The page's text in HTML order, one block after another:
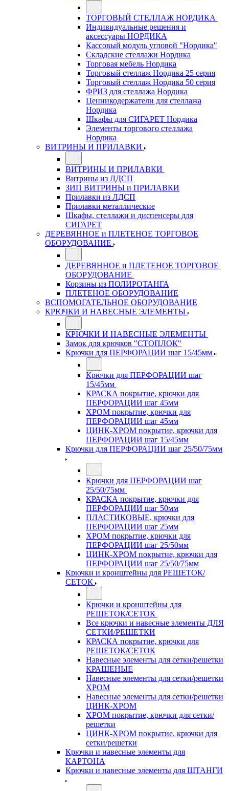
ТОРГОВЫЙ СТЕЛЛАЖ НОРДИКА
Индивидуальные решения и
аксессуары НОРДИКА
Кассовый модуль угловой "Нордика"
Складские стеллажи Нордика
Торговая мебель Нордика
Торговый стеллаж Нордика 25 серия
Торговый стеллаж Нордика 50 серия
ФРИЗ для стеллажа Нордика
Ценникодержатели для стеллажа
Нордика
Шкафы для СИГАРЕТ Нордика
Элементы торгового стеллажа
Нордика
ВИТРИНЫ И ПРИЛАВКИ
ВИТРИНЫ И ПРИЛАВКИ
Витрины из ЛДСП
ЗИП ВИТРИНЫ и ПРИЛАВКИ
Прилавки из ЛДСП
Прилавки металлические
Шкафы, стеллажи и диспенсеры для
СИГАРЕТ
ДЕРЕВЯННОЕ и ПЛЕТЕНОЕ ТОРГОВОЕ
ОБОРУДОВАНИЕ
ДЕРЕВЯННОЕ и ПЛЕТЕНОЕ ТОРГОВОЕ
ОБОРУДОВАНИЕ
Корзины из ПОЛИРОТАНГА
ПЛЕТЕНОЕ ОБОРУДОВАНИЕ
ВСПОМОГАТЕЛЬНОЕ ОБОРУДОВАНИЕ
КРЮЧКИ И НАВЕСНЫЕ ЭЛЕМЕНТЫ
КРЮЧКИ И НАВЕСНЫЕ ЭЛЕМЕНТЫ
Замок для крючков "СТОПЛОК"
Крючки для ПЕРФОРАЦИИ шаг 15/45мм
Крючки для ПЕРФОРАЦИИ шаг
15/45мм
КРАСКА покрытие, крючки для
ПЕРФОРАЦИИ шаг 45мм
ХРОМ покрытие, крючки для
ПЕРФОРАЦИИ шаг 45мм
ЦИНК-ХРОМ покрытие, крючки для
ПЕРФОРАЦИИ шаг 15/45мм
Крючки для ПЕРФОРАЦИИ шаг 25/50/75мм
Крючки для ПЕРФОРАЦИИ шаг
25/50/75мм
КРАСКА покрытие, крючки для
ПЕРФОРАЦИИ шаг 50мм
ПЛАСТИКОВЫЕ, крючки для
ПЕРФОРАЦИИ шаг 25мм
ХРОМ покрытие, крючки для
ПЕРФОРАЦИИ шаг 25/50мм
ЦИНК-ХРОМ покрытие, крючки для
ПЕРФОРАЦИИ шаг 25/50/75мм
Крючки и кронштейны для РЕШЕТОК/
СЕТОК
Крючки и кронштейны для
РЕШЕТОК/СЕТОК
Все крючки и навесные элементы ДЛЯ
СЕТКИ/РЕШЕТКИ
КРАСКА покрытие, крючки для
РЕШЕТОК/СЕТОК
Навесные элементы для сетки/решетки
КРАШЕНЫЕ
Навесные элементы для сетки/решетки
ХРОМ
Навесные элементы для сетки/решетки
ЦИНК-ХРОМ
ХРОМ покрытие, крючки для сетки/
решетки
ЦИНК-ХРОМ покрытие, крючки для
сетки/решетки
Крючки и навесные элементы для
КАРТОНА
Крючки и навесные элементы для ШТАНГИ